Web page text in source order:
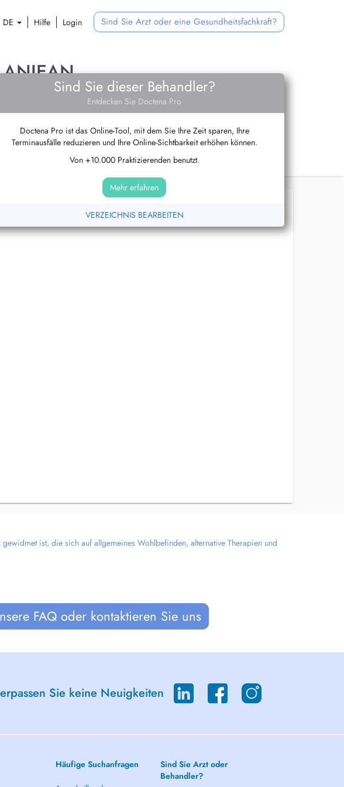
DE Hilfe Login Sind Sie Arzt oder eine Gesundheitsfachkraft?
Sind Sie dieser Behandler?
Entdecken Sie Doctena Pro
Doctena Pro ist das Online-Tool, mit dem Sie Ihre Zeit sparen, Ihre
Terminausfälle reduzieren und Ihre Online-Sichtbarkeit erhöhen können.
Von +10.000 Praktizierenden benutzt.
Mehr erfahren
VERZEICHNIS BEARBEITEN
ist, die sich auf allgemeines Wohlbefinden, alternative Therapien und
FAQ oder kontaktieren Sie uns
Sie keine Neuigkeiten
Häufige Suchanfragen
Sind Sie Arzt oder
Behandler?